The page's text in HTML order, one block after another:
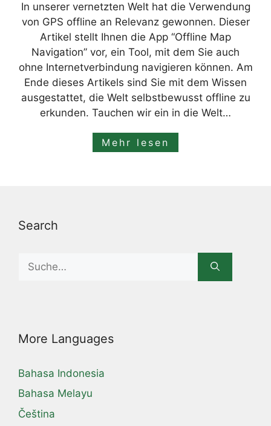
In unserer vernetzten Welt hat die Verwendung
von GPS offline an Relevanz gewonnen. Dieser
Artikel stellt Ihnen die App “Offline Map
Navigation” vor, ein Tool, mit dem Sie auch
ohne Internetverbindung navigieren können. Am
Ende dieses Artikels sind Sie mit dem Wissen
ausgestattet, die Welt selbstbewusst offline zu
erkunden. Tauchen wir ein in die Welt…
Mehr lesen
Search
for:
More Languages
Bahasa Indonesia
Bahasa Melayu
Čeština